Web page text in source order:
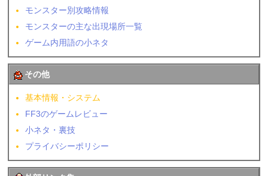
モンスター別攻略情報
モンスターの主な出現場所一覧
ゲーム内用語の小ネタ
その他
基本情報・システム
FF3のゲームレビュー
小ネタ・裏技
プライバシーポリシー